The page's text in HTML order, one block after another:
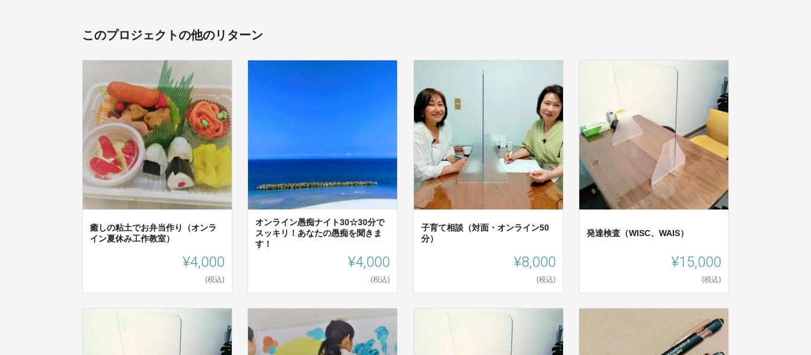
このプロジェクトの他のリターン
癒しの粘土でお弁当作り（オンラ
イン夏休み工作教室）
¥4,000
(税込)
オンライン愚痴ナイト30☆30分で
スッキリ！あなたの愚痴を聞きま
す！
¥4,000
(税込)
子育て相談（対面・オンライン50
分）
¥8,000
(税込)
発達検査（WISC、WAIS）
¥15,000
(税込)